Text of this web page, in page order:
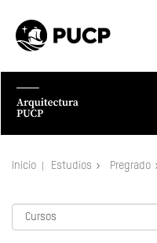
Inicio Estudios Pregrado